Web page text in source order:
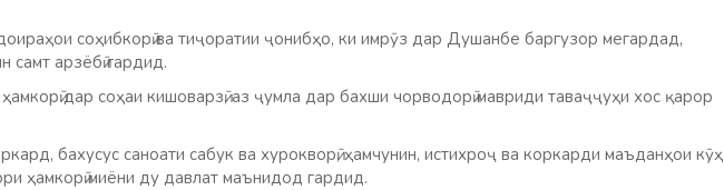
соҳибкорӣ ва тиҷоратии ҷонибҳо, ки имрӯз дар Душанбе баргузор мегардад,
самт арзёбӣ гардид.
дар соҳаи кишоварзӣ, аз ҷумла дар бахши чорводорӣ мавриди таваҷҷуҳи хос қарор
бахусус саноати сабук ва хурокворӣ, ҳамчунин, истихроҷ ва коркарди маъданҳои кӯҳӣ
ҳамкорӣ миёни ду давлат маънидод гардид.